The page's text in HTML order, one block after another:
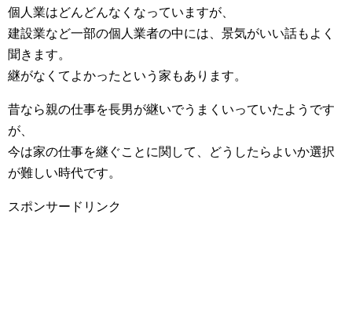
個人業はどんどんなくなっていますが、
建設業など一部の個人業者の中には、景気がいい話もよく
聞きます。
継がなくてよかったという家もあります。
昔なら親の仕事を長男が継いでうまくいっていたようです
が、
今は家の仕事を継ぐことに関して、どうしたらよいか選択
が難しい時代です。
スポンサードリンク